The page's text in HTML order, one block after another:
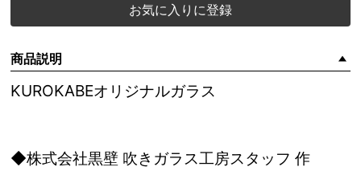
お気に入りに登録
商品説明
KUROKABEオリジナルガラス
◆株式会社黒壁 吹きガラス工房スタッフ 作